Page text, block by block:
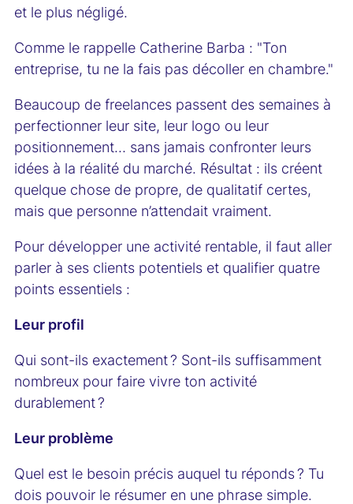
et le plus négligé.
Comme le rappelle Catherine Barba : "Ton
entreprise, tu ne la fais pas décoller en chambre."
Beaucoup de freelances passent des semaines à
perfectionner leur site, leur logo ou leur
positionnement… sans jamais confronter leurs
idées à la réalité du marché. Résultat : ils créent
quelque chose de propre, de qualitatif certes,
mais que personne n’attendait vraiment.
Pour développer une activité rentable, il faut aller
parler à ses clients potentiels et qualifier quatre
points essentiels :
Leur profil
Qui sont-ils exactement ? Sont-ils suffisamment
nombreux pour faire vivre ton activité
durablement ?
Leur problème
Quel est le besoin précis auquel tu réponds ? Tu
dois pouvoir le résumer en une phrase simple.